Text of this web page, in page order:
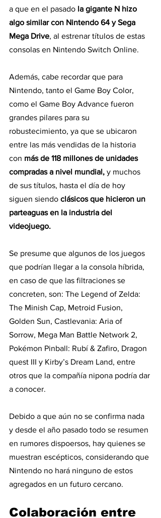
a que en el pasado la gigante N hizo
algo similar con Nintendo 64 y Sega
Mega Drive, al estrenar títulos de estas
consolas en Nintendo Switch Online.
Además, cabe recordar que para
Nintendo, tanto el Game Boy Color,
como el Game Boy Advance fueron
grandes pilares para su
robustecimiento, ya que se ubicaron
entre las más vendidas de la historia
con más de 118 millones de unidades
compradas a nivel mundial, y muchos
de sus títulos, hasta el día de hoy
siguen siendo clásicos que hicieron un
parteaguas en la industria del
videojuego.
Se presume que algunos de los juegos
que podrían llegar a la consola híbrida,
en caso de que las filtraciones se
concreten, son: The Legend of Zelda:
The Minish Cap, Metroid Fusion,
Golden Sun, Castlevania: Aria of
Sorrow, Mega Man Battle Network 2,
Pokémon Pinball: Rubí & Zafiro, Dragon
quest III y Kirby’s Dream Land, entre
otros que la compañía nipona podría dar
a conocer.
Debido a que aún no se confirma nada
y desde el año pasado todo se resumen
en rumores dispoersos, hay quienes se
muestran escépticos, considerando que
Nintendo no hará ninguno de estos
agregados en un futuro cercano.
Colaboración entre